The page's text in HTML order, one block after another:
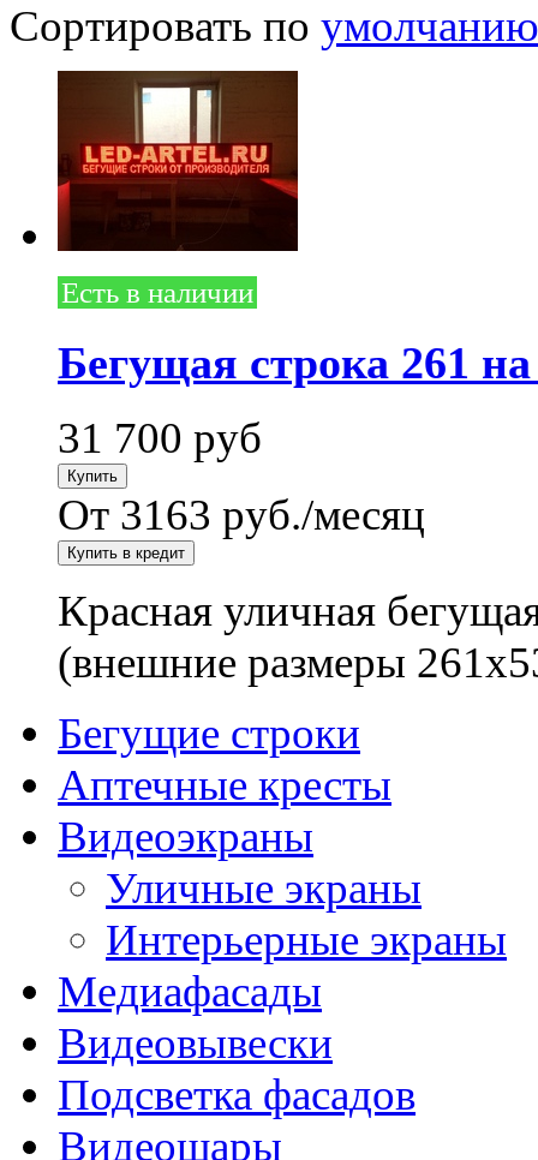
Сортировать по умолчанию
Есть в наличии
Бегущая строка 261
31 700 руб
От 3163 руб./месяц
Красная уличная
(внешние размеры
Бегущие строки
Аптечные кресты
Видеоэкраны
Уличные экраны
Интерьерные экраны
Медиафасады
Видеовывески
Подсветка фасадов
Видеошары